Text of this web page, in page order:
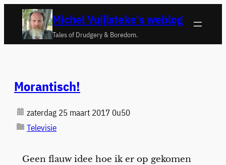
naar
Michel Vuijlsteke's weblog
Tales of Drudgery & Boredom.
Morantisch!
zaterdag 25 maart 2017 0u50
Televisie
Geen flauw idee hoe ik er op gekomen